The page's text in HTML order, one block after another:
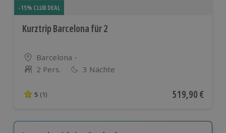
-15% CLUB DEAL
Kurztrip Barcelona für 2
Standort
Barcelona -
Anzahl der Teilnehmer
2 Pers. 3 Nächte
5 von 5 Sternen basierend auf 1 Bewertungen
5 (1) Aktueller Preis
519,90 €